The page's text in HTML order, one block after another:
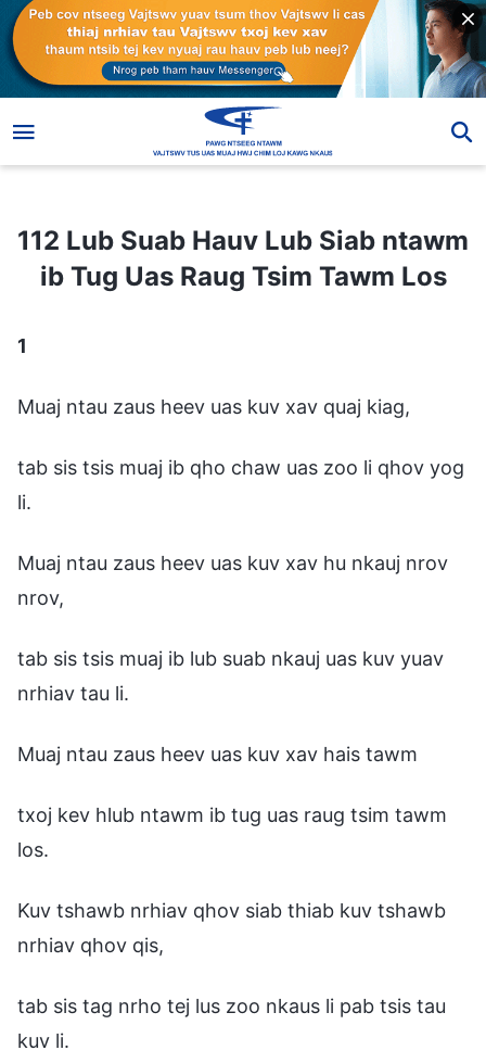
112 Lub Suab Hauv Lub Siab ntawm
ib Tug Uas Raug Tsim Tawm Los
1
Muaj ntau zaus heev uas kuv xav quaj kiag,
tab sis tsis muaj ib qho chaw uas zoo li qhov yog
li.
Muaj ntau zaus heev uas kuv xav hu nkauj nrov
nrov,
tab sis tsis muaj ib lub suab nkauj uas kuv yuav
nrhiav tau li.
Muaj ntau zaus heev uas kuv xav hais tawm
txoj kev hlub ntawm ib tug uas raug tsim tawm
los.
Kuv tshawb nrhiav qhov siab thiab kuv tshawb
nrhiav qhov qis,
tab sis tag nrho tej lus zoo nkaus li pab tsis tau
kuv li.